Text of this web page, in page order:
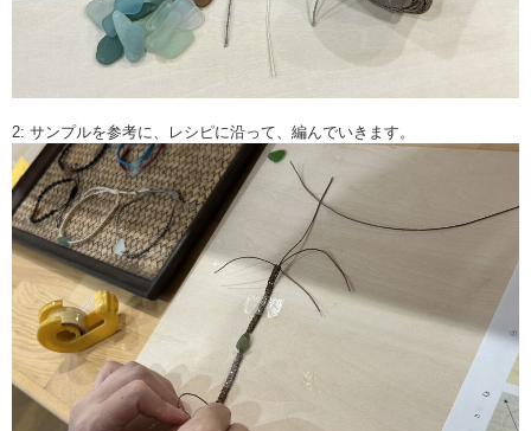
2: サンプルを参考に、レシピに沿って、編んでいきます。